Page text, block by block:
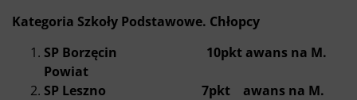
Kategoria Szkoły Podstawowe. Chłopcy
SP Borzęcin 10pkt awans na M.
Powiat
SP Leszno 7pkt awans na M.